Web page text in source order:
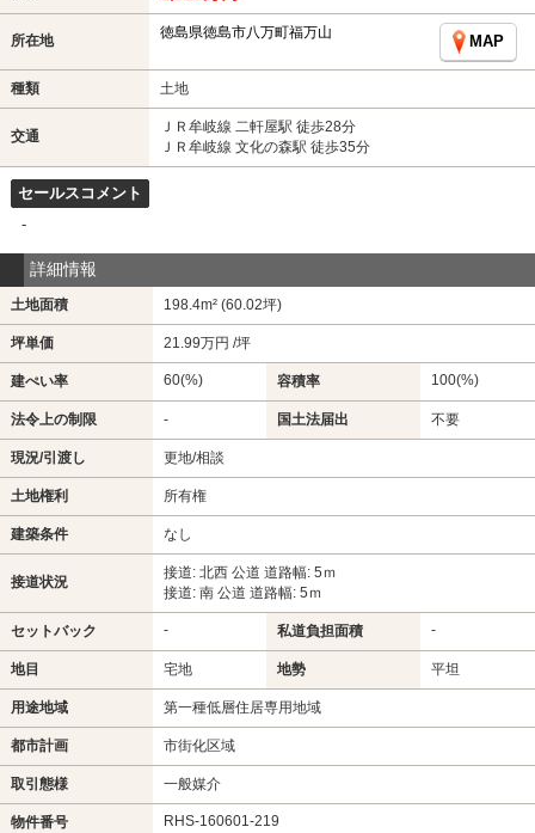
所在地 徳島県徳島市八万町福万山
MAP
種類 土地
交通
ＪＲ牟岐線 二軒屋駅 徒歩28分
ＪＲ牟岐線 文化の森駅 徒歩35分
セールスコメント
-
詳細情報
土地面積 198.4m² (60.02坪)
坪単価 21.99万円 /坪
建ぺい率 60(%) 容積率 100(%)
法令上の制限 - 国土法届出 不要
現況/引渡し 更地/相談
土地権利 所有権
建築条件 なし
接道状況
接道: 北西 公道 道路幅: 5ｍ
接道: 南 公道 道路幅: 5ｍ
セットバック - 私道負担面積 -
地目 宅地 地勢 平坦
用途地域 第一種低層住居専用地域
都市計画 市街化区域
取引態様 一般媒介
物件番号 RHS-160601-219